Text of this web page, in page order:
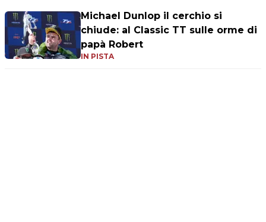
Michael Dunlop il cerchio si
chiude: al Classic TT sulle orme di
papà Robert
IN PISTA